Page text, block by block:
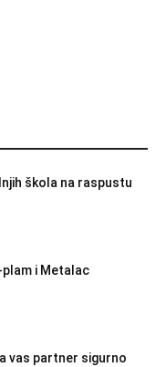
škola na raspustu
i Metalac
vas partner sigurno